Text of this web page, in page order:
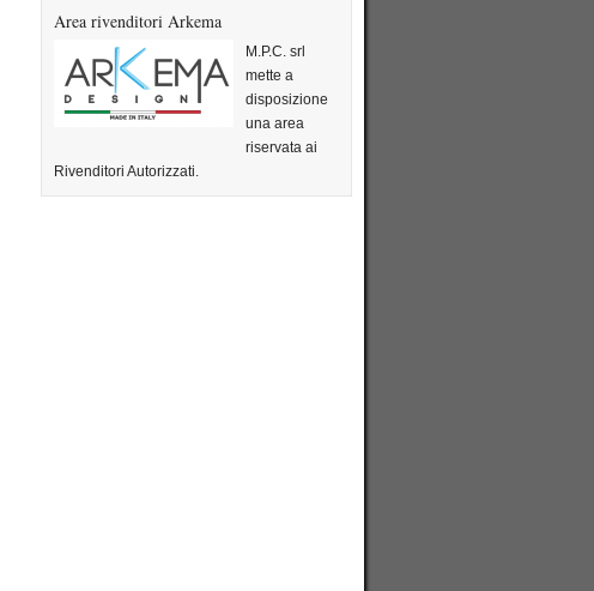
Area rivenditori Arkema
M.P.C. srl
mette a
disposizione
una area
riservata ai
Rivenditori Autorizzati.